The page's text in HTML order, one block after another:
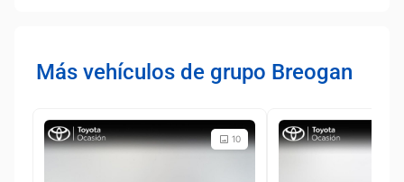
Más vehículos de grupo Breogan
10